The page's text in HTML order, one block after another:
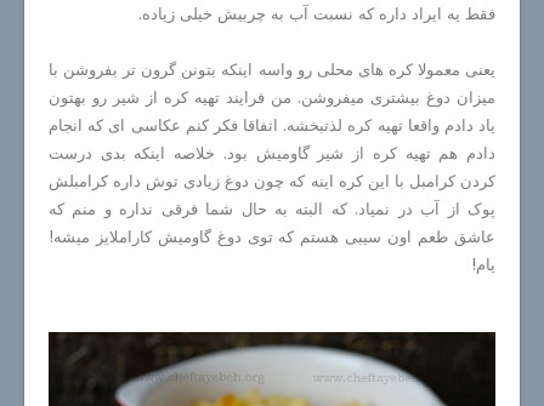
فقط یه ایراد داره که نسبت آب به چربیش خیلی زیاده.
یعنی معمولا کره های محلی رو واسه اینکه بتونن گرون تر بفروشن با
میزان دوغ بیشتری میفروشن. من فرایند تهیه کره از شیر رو بهتون
یاد دادم واقعا تهیه کره لذتبخشه. اتفاقا فکر کنم عکاسی ای که انجام
دادم هم تهیه کره از شیر گاومیش بود. خلاصه اینکه بدی درست
کردن کرامبل با این کره اینه که چون دوغ زیادی توش داره کرامبلش
پوک از آب در نمیاد. که البته به حال شما فرقی نداره و منم که
عاشق طعم اون سیبی هستم که توی دوغ گاومیش کاراملایز میشه!
یام!